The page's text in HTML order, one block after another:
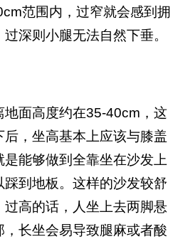
范围内，过窄就会感到拥
深则小腿无法自然下垂。
地面高度约在35-40cm，这
，坐高基本上应该与膝盖
能够做到全靠坐在沙发上
踩到地板。这样的沙发较舒
高的话，人坐上去两脚悬
，长坐会易导致腿麻或者酸